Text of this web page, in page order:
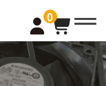
0
t
o
g
l
e